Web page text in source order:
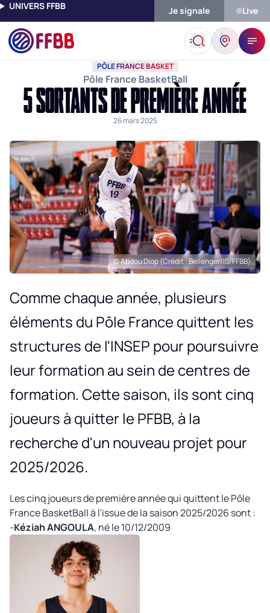
UNIVERS FFBB Je signale Live
Accueil Actualités 5 Sortants De
PÔLE FRANCE BASKET
Pôle France BasketBall
5 SORTANTS DE PREMIÈRE ANNÉE
26 mars 2025
© Abdou Diop (Crédit : Bellenger/IS/FFBB)
Comme chaque année, plusieurs
éléments du Pôle France quittent les
structures de l'INSEP pour poursuivre
leur formation au sein de centres de
formation. Cette saison, ils sont cinq
joueurs à quitter le PFBB, à la
recherche d'un nouveau projet pour
2025/2026.
Les cinq joueurs de première année qui quittent le Pôle
France BasketBall à l'issue de la saison 2025/2026 sont :
-Kéziah ANGOULA, né le 10/12/2009